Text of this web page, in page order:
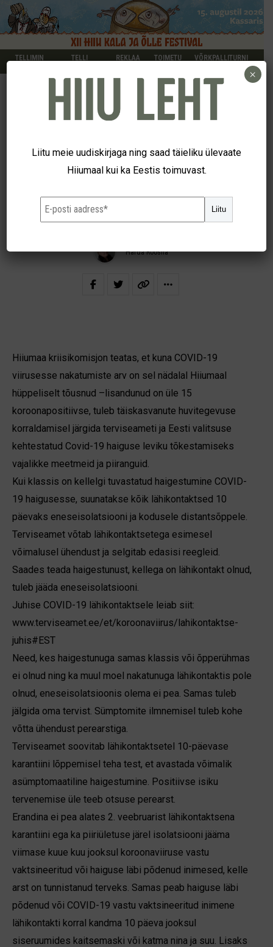
TELLIMIN
TELLI
REKLAA
TOIMETU
VÕRKPALLITURNI
Nakatumine kasvas
Harda Roosna
Hiiumaa kriisikomisjon teatas, et kuna COVID-19
viirusesse nakatumiste arv on sel nädalal Hiiumaal
hüppeliselt tõusnud –lisandunud on üle 15
koroonapositiivse, tuleb täiskasvanute huvitegevuse
korraldamisel järgida terviseameti ja Eesti valitsuse
kehtestatud Covid-19 haiguse leviku tõkestamiseks
vajalikke meetmeid ja piiranguid.
Kui klassis on kellelgi tuvastatud haigestumine COVID-
19 haigusesse, suunatakse kõik lähikontaktsed 10
päevaks eneseisolatsiooni ja kodusele distantsõppele.
Terviseamet võtab lähikontaktsetega esimesel
võimalusel ühendust ja selgitab edasisi reegleid.
Saades teada haigestunust, kellega on lähikontakt olnud,
tuleb jääda eneseisolatsiooni.
Juhise COVID-19 lähikontaktsele leiab siit:
www.terviseamet.ee/et/koroonaviirus/lahikontaktse-
juhis#EST
Need, kes haigestunuga samas klassis või õpperühmas
ei olnud ning ka muul moel nakatunuga lähikontaktis pole
olnud, eneseisolatsioonis olema ei pea. Samas tuleb
jälgida oma tervist. Sümptomite ilmnemisel tuleb kohe
võtta ühendust perearstiga.
Terviseamet soovitab lähikontaktsetel 10-päevase
karantiini lõppemisel teha test, et avastada võimalik
asümptomaatiline haigestumine. Positiivse isiku
tervenemise üle teeb otsuse perearst.
Erandina ei pea alates 2. veebruarist lähikontaktsena
karantiini ega ka piiriületuse järel isolatsiooni jääma
viimase kuue kuu jooksul koroonaviiruse vastu
vaktsineeritud või haiguse läbi põdenud inimesed, kelle
arst on tunnistanud terveks. Samas peab haiguse läbi
põdenud või COVID-19 vastu vaktsineeritud inimene
lähikontakti korral kandma 10 päeva jooksul
siseruumides kaitsemaski või katma nina ja suu. Lisaks
Liitu meie uudiskirjaga ning saad täieliku ülevaate
Hiiumaal kui ka Eestis toimuvast.
Liitu
×